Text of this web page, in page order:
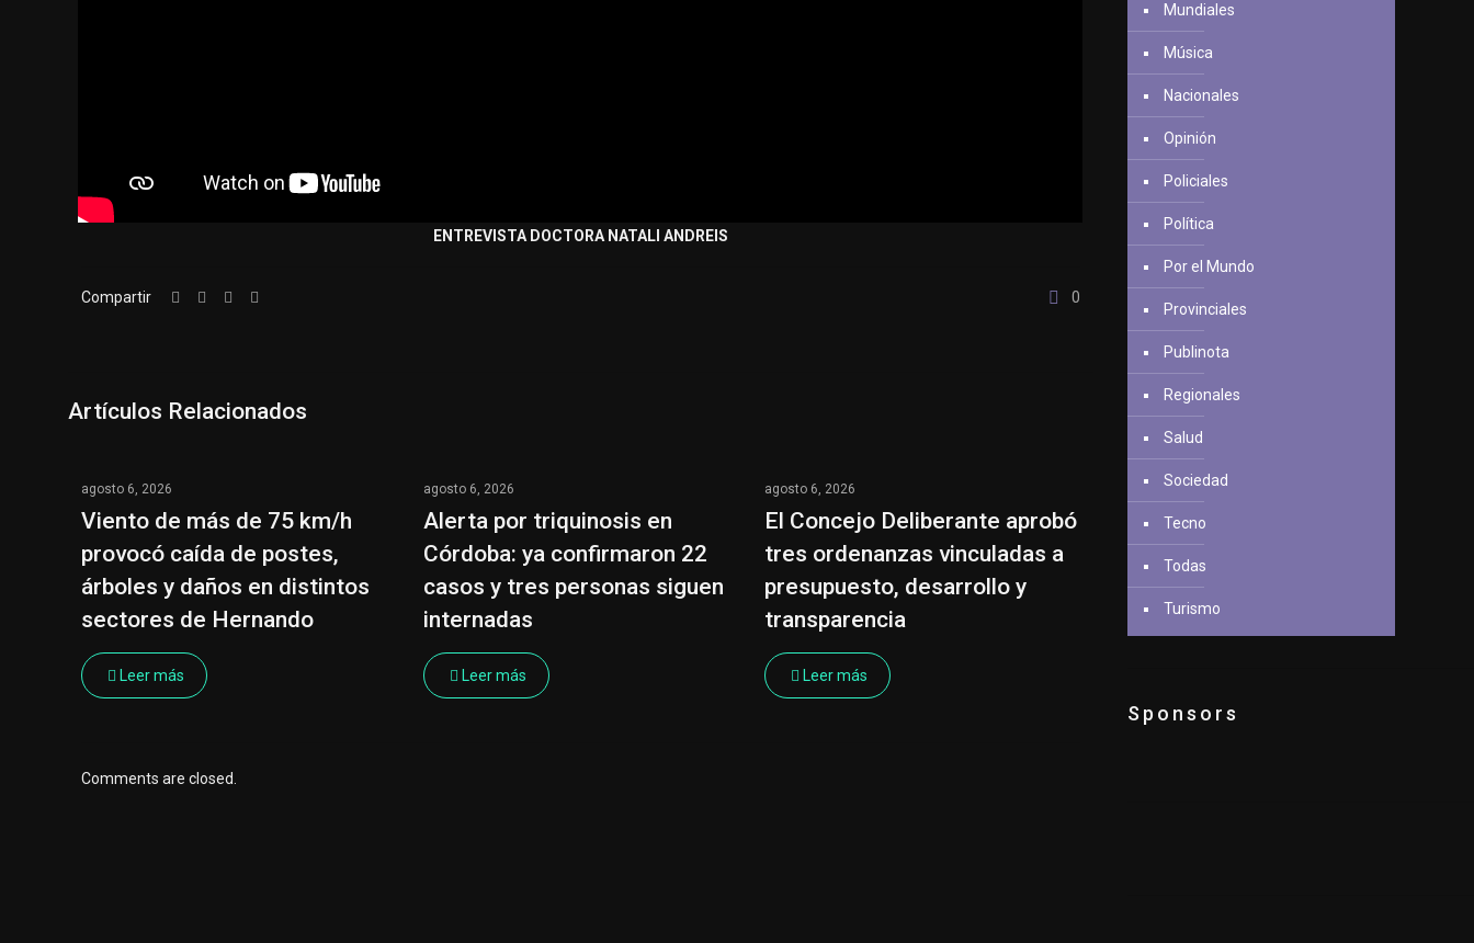
ENTREVISTA DOCTORA NATALI ANDREIS
Compartir 0
Artículos Relacionados
agosto 6, 2026
Viento de más de 75 km/h
provocó caída de postes,
árboles y daños en distintos
sectores de Hernando
Leer más
agosto 6, 2026
Alerta por triquinosis en
Córdoba: ya confirmaron 22
casos y tres personas siguen
internadas
Leer más
agosto 6, 2026
El Concejo Deliberante aprobó
tres ordenanzas vinculadas a
presupuesto, desarrollo y
transparencia
Leer más
Comments are closed.
Mundiales
Música
Nacionales
Opinión
Policiales
Política
Por el Mundo
Provinciales
Publinota
Regionales
Salud
Sociedad
Tecno
Todas
Turismo
Sponsors